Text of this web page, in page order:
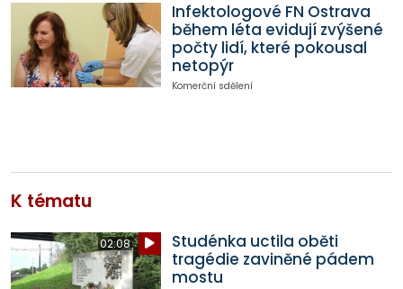
Infektologové FN Ostrava
během léta evidují zvýšené
počty lidí, které pokousal
netopýr
Komerční sdělení
K tématu
02:08
Studénka uctila oběti
tragédie zaviněné pádem
mostu